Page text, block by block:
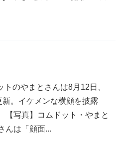
のやまとさんは8月12日、
。イケメンな横顔を披露
【写真】コムドット・やまと
んは「顔面...